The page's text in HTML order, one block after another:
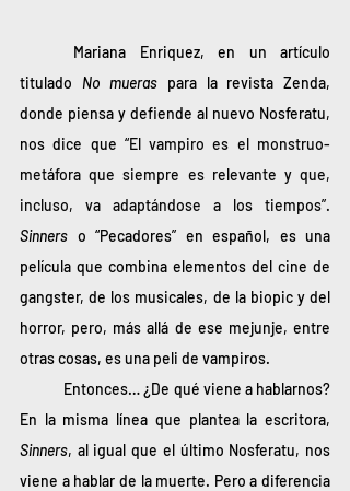
titulado No mueras para la revista Zenda,
donde piensa y defiende al nuevo Nosferatu,
nos dice que “El vampiro es el monstruo-
metáfora que siempre es relevante y que,
Sinners o “Pecadores” en español, es una
película que combina elementos del cine de
gangster, de los musicales, de la biopic y del
horror, pero, más allá de ese mejunje, entre
otras cosas, es una peli de vampiros.
Sinners, al igual que el último Nosferatu, nos
viene a hablar de la muerte. Pero a diferencia